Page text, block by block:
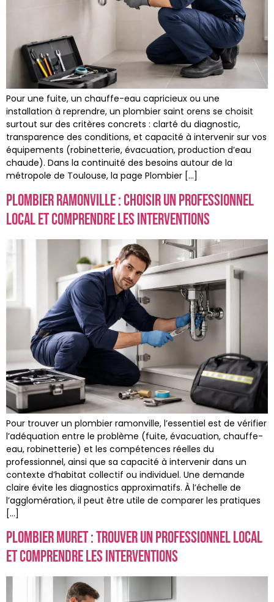
Pour une fuite, un chauffe-eau capricieux ou une
installation à reprendre, un plombier saint orens se choisit
surtout sur des critères concrets : clarté du diagnostic,
transparence des conditions, et capacité à intervenir sur vos
équipements (robinetterie, évacuation, production d’eau
chaude). Dans la continuité des besoins autour de la
métropole de Toulouse, la page Plombier […]
Plombier ramonville : choisir un professionnel
local et comprendre les interventions
Pour trouver un plombier ramonville, l’essentiel est de vérifier
l’adéquation entre le problème (fuite, évacuation, chauffe-
eau, robinetterie) et les compétences réelles du
professionnel, ainsi que sa capacité à intervenir dans un
contexte d’habitat collectif ou individuel. Une demande
claire évite les diagnostics approximatifs. À l’échelle de
l’agglomération, il peut être utile de comparer les pratiques
[…]
Plombier muret : trouver un professionnel local
et comprendre les interventions